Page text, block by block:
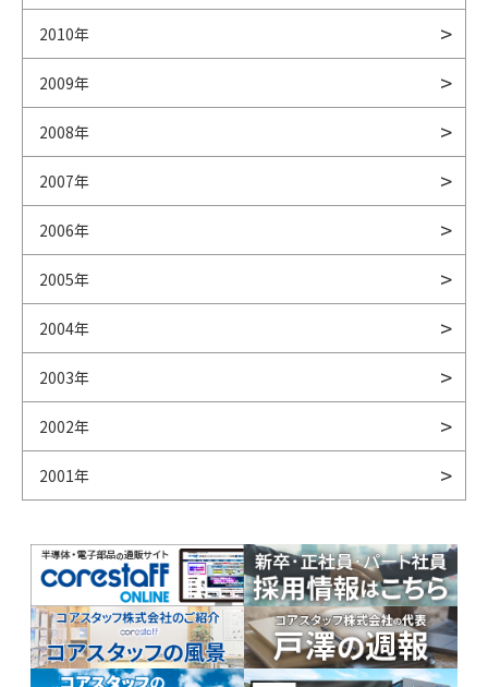
2010年
2009年
2008年
2007年
2006年
2005年
2004年
2003年
2002年
2001年